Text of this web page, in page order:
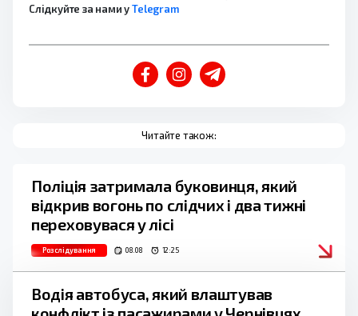
Слідкуйте за нами уTelegram
Читайте також:
Поліція затримала буковинця, який
відкрив вогонь по слідчих і два тижні
переховувася у лісі
Розслідування 08.08 12:25
Водія автобуса, який влаштував